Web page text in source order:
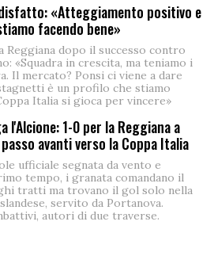
«Atteggiamento positivo e
facendo bene»
Reggiana dopo il successo contro
«Squadra in crescita, ma teniamo i
Il mercato? Ponsi ci viene a dare
è un profilo che stiamo
Italia si gioca per vincere»
l'Alcione: 1-0 per la Reggiana a
avanti verso la Coppa Italia
ufficiale segnata da vento e
tempo, i granata comandano il
tratti ma trovano il gol solo nella
servito da Portanova.
autori di due traverse.